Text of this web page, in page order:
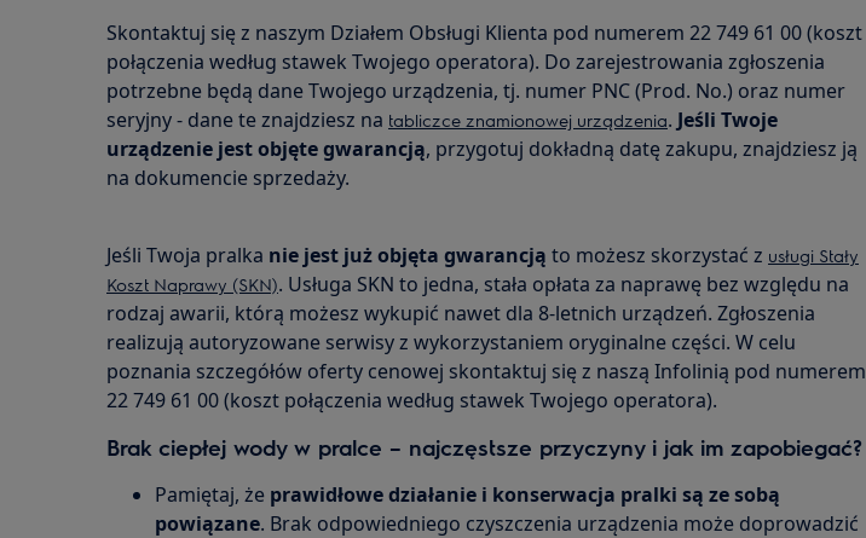
Skontaktuj się z naszym Działem Obsługi Klienta pod numerem 22 749 61 00 (koszt
połączenia według stawek Twojego operatora). Do zarejestrowania zgłoszenia
potrzebne będą dane Twojego urządzenia, tj. numer PNC (Prod. No.) oraz numer
seryjny - dane te znajdziesz na tabliczce znamionowej urządzenia. Jeśli Twoje
urządzenie jest objęte gwarancją, przygotuj dokładną datę zakupu, znajdziesz ją
na dokumencie sprzedaży.
Jeśli Twoja pralka nie jest już objęta gwarancją to możesz skorzystać z usługi Stały
Koszt Naprawy (SKN). Usługa SKN to jedna, stała opłata za naprawę bez względu na
rodzaj awarii, którą możesz wykupić nawet dla 8-letnich urządzeń. Zgłoszenia
realizują autoryzowane serwisy z wykorzystaniem oryginalne części. W celu
poznania szczegółów oferty cenowej skontaktuj się z naszą Infolinią pod numerem
22 749 61 00 (koszt połączenia według stawek Twojego operatora).
Brak ciepłej wody w pralce – najczęstsze przyczyny i jak im zapobiegać?
Pamiętaj, że prawidłowe działanie i konserwacja pralki są ze sobą
powiązane. Brak odpowiedniego czyszczenia urządzenia może doprowadzić